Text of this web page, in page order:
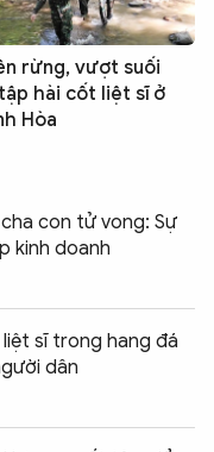
rừng, vượt suối
hài cốt liệt sĩ ở
Hòa
con tử vong: Sự
kinh doanh
sĩ trong hang đá
dân